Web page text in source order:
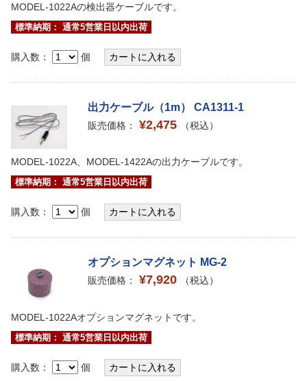
MODEL-1022Aの検出器ケーブルです。
標準納期： 通常5営業日以内出荷
購入数： 個
出力ケーブル（1m） CA1311-1
販売価格： ¥2,475 （税込）
MODEL-1022A、MODEL-1422Aの出力ケーブルです。
標準納期： 通常5営業日以内出荷
購入数： 個
オプションマグネット MG-2
販売価格： ¥7,920 （税込）
MODEL-1022Aオプションマグネットです。
標準納期： 通常5営業日以内出荷
購入数： 個